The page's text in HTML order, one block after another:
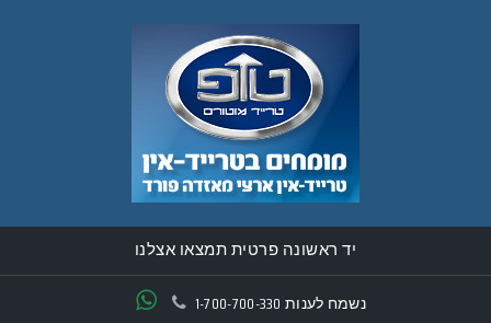
יד ראשונה פרטית תמצאו אצלנו
1-700-700-330נשמח לענות